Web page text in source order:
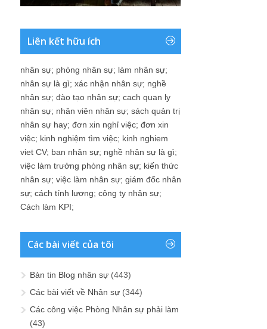
Liên kết hữu ích
nhân sự; phòng nhân sự; làm nhân sự;
nhân sự là gì; xác nhận nhân sự; nghề
nhân sự; đào tạo nhân sự; cach quan ly
nhân sự; nhân viên nhân sự; sách quản trị
nhân sự hay; đơn xin nghỉ việc; đơn xin
việc; kinh nghiệm tìm việc; kinh nghiem
viet CV; ban nhân sự; nghề nhân sự là gì;
việc làm trưởng phòng nhân sự; kiến thức
nhân sự; việc làm nhân sự; giám đốc nhân
sự; cách tính lương; công ty nhân sự;
Cách làm KPI;
Các bài viết của tôi
Bản tin Blog nhân sự (443)
Các bài viết về Nhân sự (344)
Các công việc Phòng Nhân sự phải làm
(43)